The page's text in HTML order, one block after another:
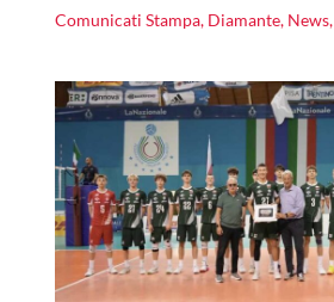
Comunicati Stampa, Diamante, News,